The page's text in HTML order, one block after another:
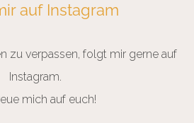
auf Instagram
zu verpassen, folgt mir gerne auf
Instagram.
mich auf euch!